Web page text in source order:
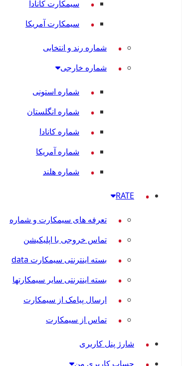
سیمکارت کانادا
سیمکارت آمریکا
شماره رند و انتخابی
شماره خارجی
شماره استونی
شماره انگلستان
شماره کانادا
شماره آمریکا
شماره هلند
RATE
تعرفه های سیمکارت و شماره
تماس خروجی با اپلیکیشن
بسته اینترنتی سیمکارت data
بسته اینترنتی سایر سیمکارتها
ارسال پیامک از سیمکارت
تماس از سیمکارت
شارژ پنل کاربری
حساب کاربری من